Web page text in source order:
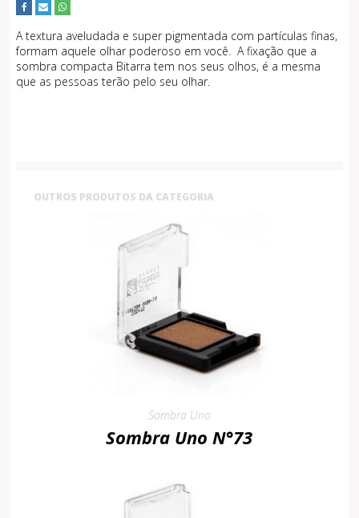
A textura aveludada e super pigmentada com partículas finas,
formam aquele olhar poderoso em você. A fixação que a
sombra compacta Bitarra tem nos seus olhos, é a mesma
que as pessoas terão pelo seu olhar.
OUTROS PRODUTOS DA CATEGORIA
Sombra Uno
Sombra Uno N°73